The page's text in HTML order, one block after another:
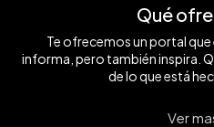
Qué
Te ofrecemos un portal
informa, pero también inspira.
de lo que está
Ver